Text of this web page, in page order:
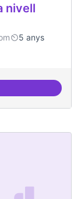
nivell
5 anys
- guifinet a